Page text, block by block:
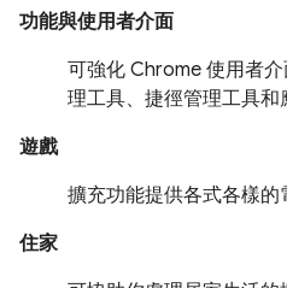
功能與使用者介面
可強化 Chrome 使用者
理工具、捷徑管理工具和
遊戲
擴充功能提供各式各樣的
住家